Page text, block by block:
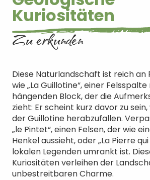
Kuriositäten
Zu erkunden
Diese Naturlandschaft ist reich
wie „La Guillotine“, einer
hängenden Block, der die
zieht: Er scheint kurz davor zu
der Guillotine herabzufallen.
„le Pintet“, einen Felsen, der wie
Henkel aussieht, oder „La Pierre
lokalen Legenden umrankt ist.
Kuriositäten verleihen der
unbestreitbaren Charme.